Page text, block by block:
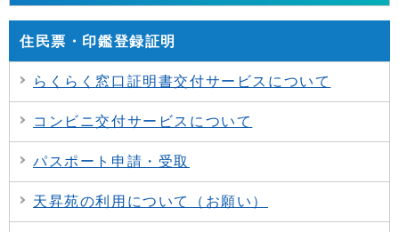
住民票・印鑑登録証明
らくらく窓口証明書交付サービスについて
コンビニ交付サービスについて
パスポート申請・受取
天昇苑の利用について（お願い）